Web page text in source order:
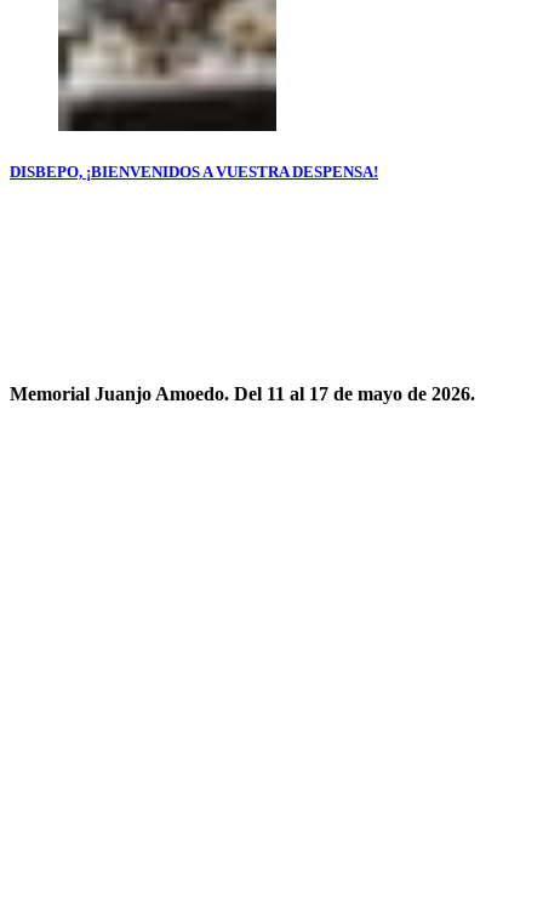
DISBEPO, ¡BIENVENIDOS A VUESTRA DESPENSA!
Memorial Juanjo Amoedo. Del 11 al 17 de mayo de 2026.